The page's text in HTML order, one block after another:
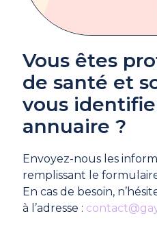
Vous êtes
de santé et
vous
annuaire ?
Envoyez-nous les
remplissant le
En cas de besoin,
à l’adresse :